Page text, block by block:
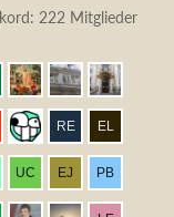
222 Mitglieder